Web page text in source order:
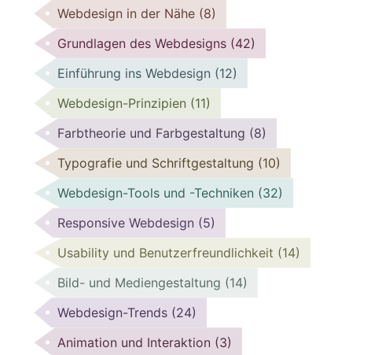
Webdesign in der Nähe (8)
Grundlagen des Webdesigns (42)
Einführung ins Webdesign (12)
Webdesign-Prinzipien (11)
Farbtheorie und Farbgestaltung (8)
Typografie und Schriftgestaltung (10)
Webdesign-Tools und -Techniken (32)
Responsive Webdesign (5)
Usability und Benutzerfreundlichkeit (14)
Bild- und Mediengestaltung (14)
Webdesign-Trends (24)
Animation und Interaktion (3)